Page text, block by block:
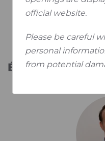
Équipe de
official website.
Please be careful
personal
from potential